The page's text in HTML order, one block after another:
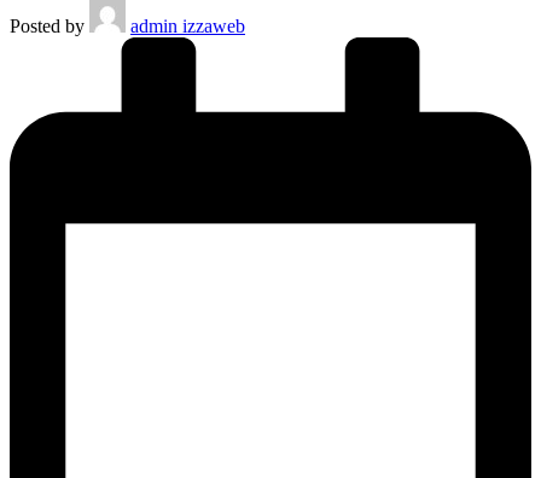
Posted by
admin izzaweb